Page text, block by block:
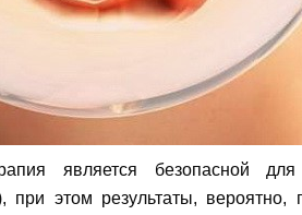
является безопасной
при этом результаты,